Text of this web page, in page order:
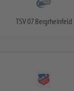
TSV 07 Bergrheinfeld